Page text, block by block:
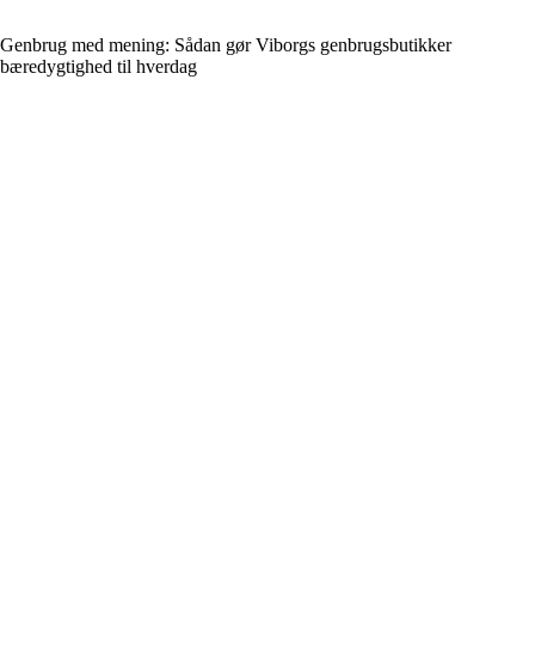
Genbrug med mening: Sådan gør Viborgs genbrugsbutikker
bæredygtighed til hverdag